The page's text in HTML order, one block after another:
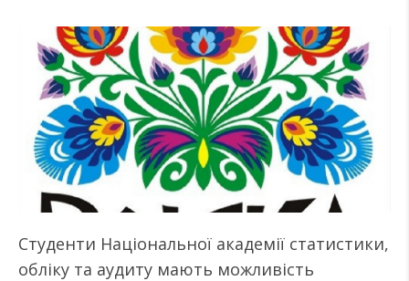
Студенти Національної академії статистики,
обліку та аудиту мають можливість